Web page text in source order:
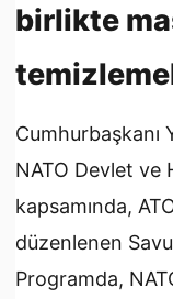
birlikte
Cumhurbaşkanı
⁠NATO Devlet ve
kapsamında,
düzenlenen
Programda,